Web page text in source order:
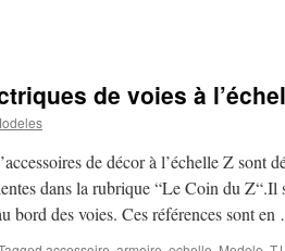
de voies à
de décor à l’échelle Z sont
dans la rubrique “Le Coin du Z“.Il
bord des voies. Ces références sont